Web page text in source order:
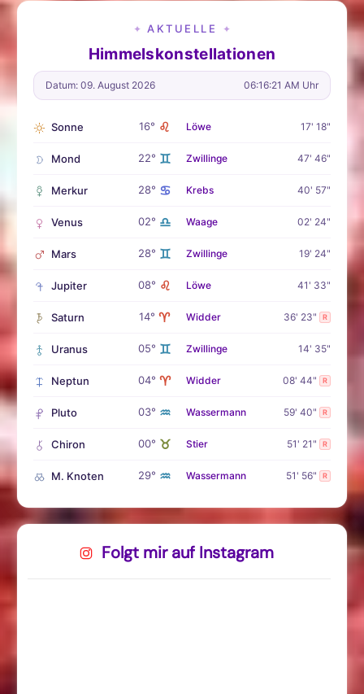
✦ AKTUELLE ✦
Himmelskonstellationen
Datum: 09. August 2026 06:16:22 AM Uhr
Sonne 16° ♌ Löwe 17' 18"
Mond 22° ♊ Zwillinge 47' 46"
Merkur 28° ♋ Krebs 40' 57"
Venus 02° ♎ Waage 02' 24"
Mars 28° ♊ Zwillinge 19' 24"
Jupiter 08° ♌ Löwe 41' 33"
Saturn 14° ♈ Widder 36' 23" R
Uranus 05° ♊ Zwillinge 14' 35"
Neptun 04° ♈ Widder 08' 44" R
Pluto 03° ♒ Wassermann 59' 40" R
Chiron 00° ♉ Stier 51' 21" R
M. Knoten 29° ♒ Wassermann 51' 56" R
Folgt mir auf Instagram